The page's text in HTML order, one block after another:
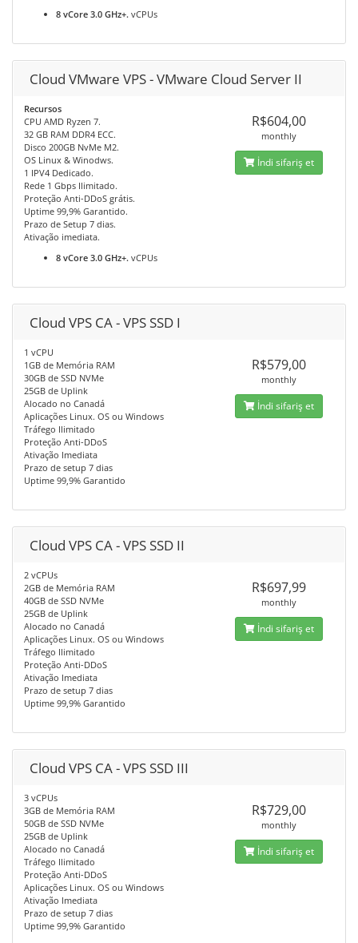
8 vCore 3.0 GHz+. vCPUs
Cloud VMware VPS - VMware Cloud Server II
Recursos
CPU AMD Ryzen 7.
32 GB RAM DDR4 ECC.
Disco 200GB NvMe M2.
OS Linux & Winodws.
1 IPV4 Dedicado.
Rede 1 Gbps Ilimitado.
Proteção Anti-DDoS grátis.
Uptime 99,9% Garantido.
Prazo de Setup 7 dias.
Ativação imediata.
8 vCore 3.0 GHz+. vCPUs
R$604,00
monthly
İndi sifariş et
Cloud VPS CA - VPS SSD I
1 vCPU
1GB de Memória RAM
30GB de SSD NVMe
25GB de Uplink
Alocado no Canadá
Aplicações Linux. OS ou Windows
Tráfego Ilimitado
Proteção Anti-DDoS
Ativação Imediata
Prazo de setup 7 dias
Uptime 99,9% Garantido
R$579,00
monthly
İndi sifariş et
Cloud VPS CA - VPS SSD II
2 vCPUs
2GB de Memória RAM
40GB de SSD NVMe
25GB de Uplink
Alocado no Canadá
Aplicações Linux. OS ou Windows
Tráfego Ilimitado
Proteção Anti-DDoS
Ativação Imediata
Prazo de setup 7 dias
Uptime 99,9% Garantido
R$697,99
monthly
İndi sifariş et
Cloud VPS CA - VPS SSD III
3 vCPUs
3GB de Memória RAM
50GB de SSD NVMe
25GB de Uplink
Alocado no Canadá
Tráfego Ilimitado
Proteção Anti-DDoS
Aplicações Linux. OS ou Windows
Ativação Imediata
Prazo de setup 7 dias
Uptime 99,9% Garantido
R$729,00
monthly
İndi sifariş et